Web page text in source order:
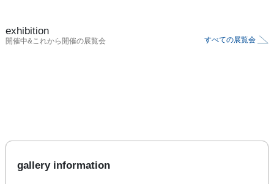
exhibition
開催中&これから開催の展覧会 すべての展覧会
gallery information